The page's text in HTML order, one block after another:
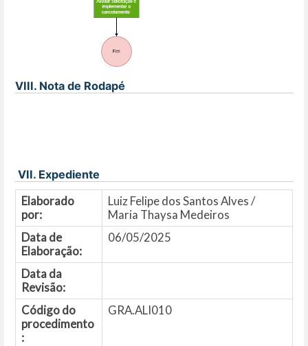
VIII. Nota de Rodapé
VII. Expediente
Elaborado
por:
Luiz Felipe dos Santos Alves /
Maria Thaysa Medeiros
Data de
Elaboração:
06/05/2025
Data da
Revisão:
Código do
procedimento
:
GRA.ALI010